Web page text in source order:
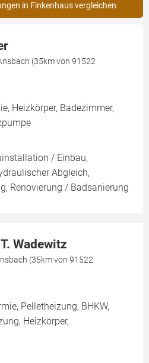
in Finkenhaus vergleichen
(35km von 91522
Heizkörper, Badezimmer,
/ Einbau,
Abgleich,
Renovierung / Badsanierung
Wadewitz
(35km von 91522
Pelletheizung, BHKW,
Heizkörper,